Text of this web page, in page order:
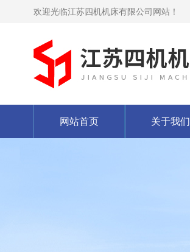
欢迎光临江苏四机机床有限公司网站！
网站首页 关于我们